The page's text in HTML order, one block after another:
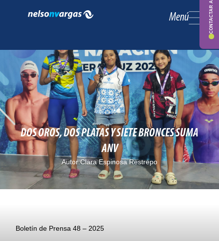
Menú
DOS OROS, DOS PLATAS Y SIETE BRONCES SUMA
ANV
Autor:Clara Espinosa Restrepo
Boletín de Prensa 48 – 2025